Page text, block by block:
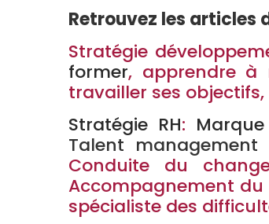
Retrouvez les articles
Stratégie
former, apprendre à
travailler ses objectifs,
Stratégie RH:
Talent management
Conduite du
Accompagnement du
spécialiste des